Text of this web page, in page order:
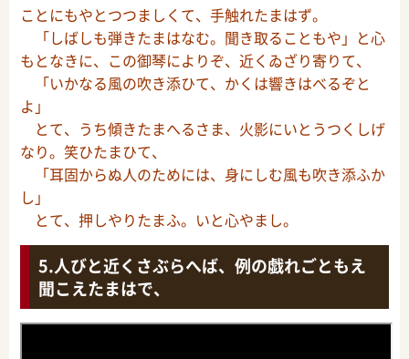
ことにもやとつつましくて、手触れたまはず。
「しばしも弾きたまはなむ。聞き取ることもや」と心
もとなきに、この御琴によりぞ、近くゐざり寄りて、
「いかなる風の吹き添ひて、かくは響きはべるぞと
よ」
とて、うち傾きたまへるさま、火影にいとうつくしげ
なり。笑ひたまひて、
「耳固からぬ人のためには、身にしむ風も吹き添ふか
し」
とて、押しやりたまふ。いと心やまし。
人びと近くさぶらへば、例の戯れごともえ
聞こえたまはで、